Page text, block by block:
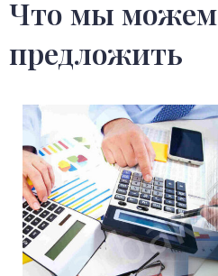
Что мы можем
предложить